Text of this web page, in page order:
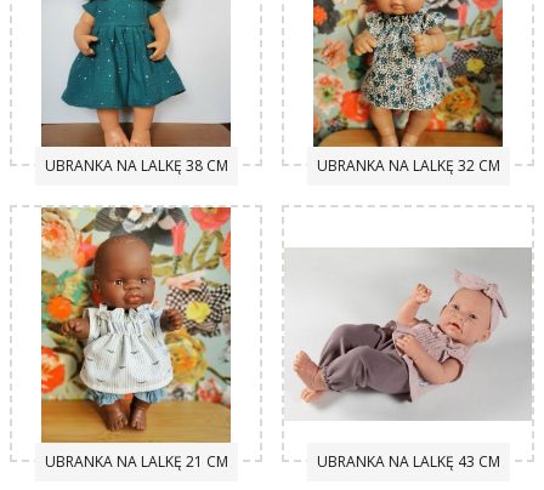
UBRANKA NA LALKĘ 38 CM UBRANKA NA LALKĘ 32 CM
UBRANKA NA LALKĘ 21 CM UBRANKA NA LALKĘ 43 CM